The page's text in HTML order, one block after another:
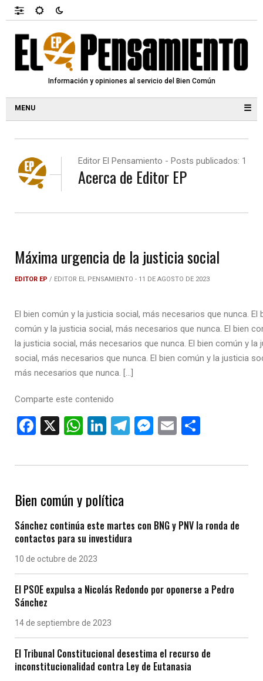
Información y opiniones al servicio del Bien Común
☰
Editor El Pensamiento - Posts publicados: 1
Acerca de Editor EP
Máxima urgencia de la justicia social
EDITOR EP / EDITOR EL PENSAMIENTO - 11 DE AGOSTO DE 2023
El bien común y la justicia social, más necesarios que nunca. El
común y la justicia social, más necesarios que nunca. El bien
la justicia social, más necesarios que nunca. El bien común y la
social, más necesarios que nunca. El bien común y la justicia
más necesarios que nunca. […]
Comparte este contenido
F
ce
o
o
k
X
W
at
A
p
p
Li
ke
n
T
e
m
M
se
er
E
ail m
tir
Bien común y política
Sánchez continúa este martes con BNG y PNV la ronda de
contactos para su investidura
10 de octubre de 2023
El PSOE expulsa a Nicolás Redondo por oponerse a Pedro
Sánchez
14 de septiembre de 2023
El Tribunal Constitucional desestima el recurso de
inconstitucionalidad contra Ley de Eutanasia